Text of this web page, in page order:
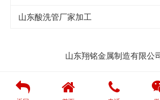
山东酸洗管厂家加工
山东翔铭金属制造有限公